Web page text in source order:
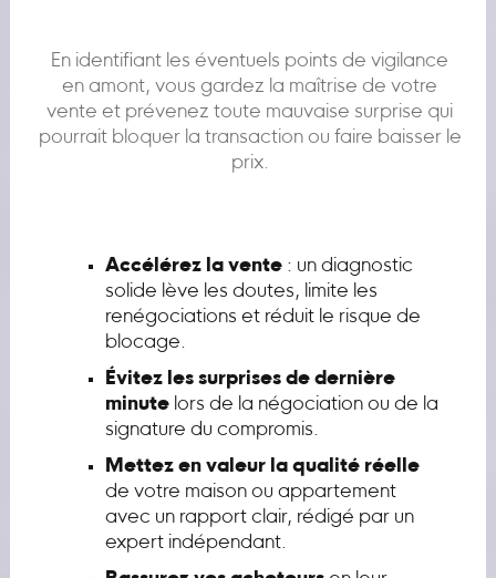
En identifiant les éventuels points de vigilance
en amont, vous gardez la maîtrise de votre
vente et prévenez toute mauvaise surprise qui
pourrait bloquer la transaction ou faire baisser le
prix.
Accélérez la vente: un diagnostic
solide lève les doutes, limite les
renégociations et réduit le risque de
blocage.
Évitez les surprises de dernière
minutelors de la négociation ou de la
signature du compromis.
Mettez en valeur la qualité réelle
de votre maison ou appartement
avec un rapport clair, rédigé par un
expert indépendant.